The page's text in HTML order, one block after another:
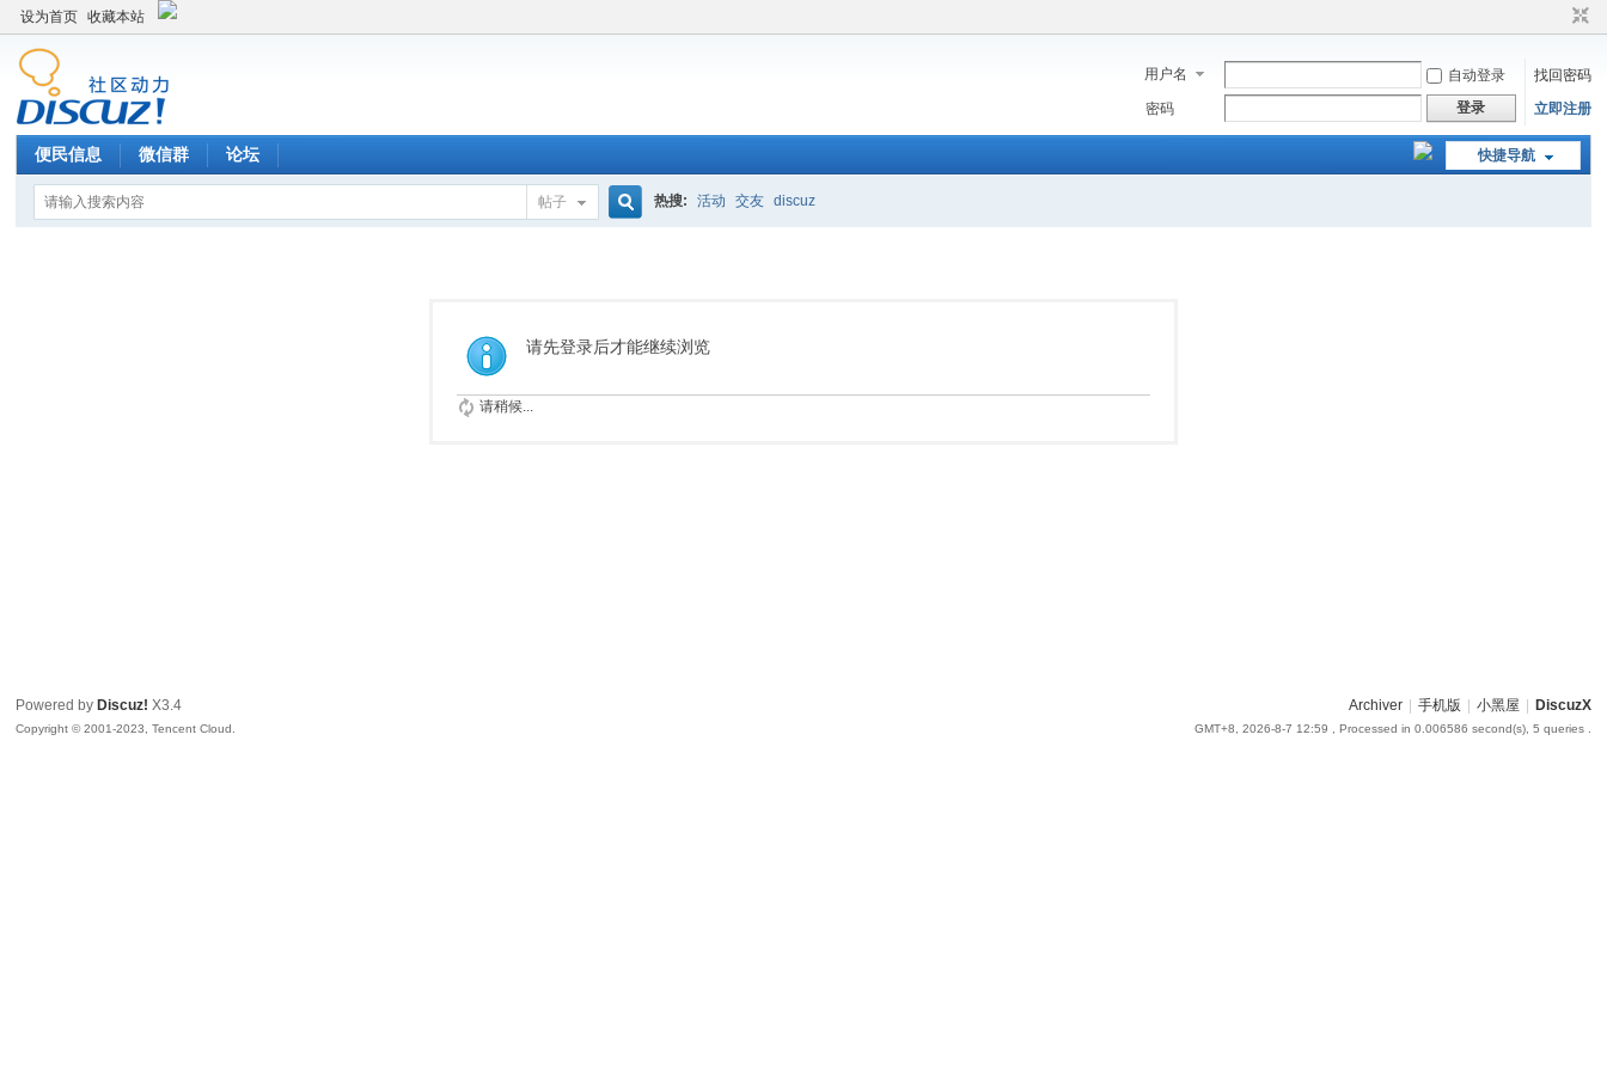
设为首页 收藏本站
用户名 自动登录
找回密码
密码
登录 立即注册
快捷导航
便民信息 微信群 论坛
帖子
索
热搜: 活动 交友 discuz
请先登录后才能继续浏览
请稍候...
Archiver 手机版 小黑屋 DiscuzX
GMT+8, 2026-8-7 12:59 , Processed in 0.006586 second(s), 5 queries .
Powered by Discuz! X3.4
Copyright © 2001-2023, Tencent Cloud.